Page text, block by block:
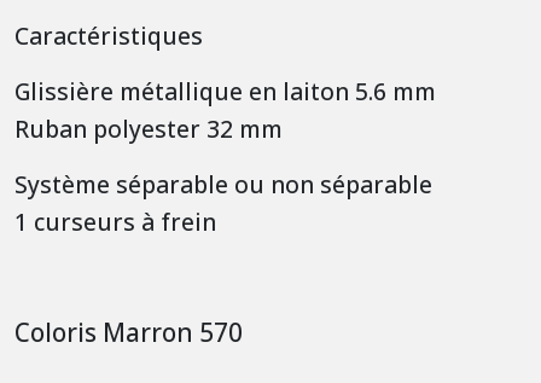
Caractéristiques
Glissière métallique en laiton 5.6 mm
Ruban polyester 32 mm
Système séparable ou non séparable
1 curseurs à frein
Coloris Marron 570